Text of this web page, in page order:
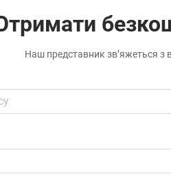
Наш представник зв’яжеться